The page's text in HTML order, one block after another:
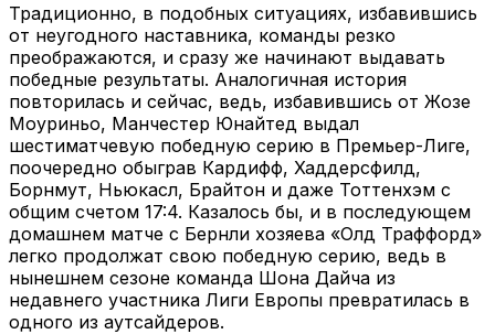
Традиционно, в подобных ситуациях, избавившись
от неугодного наставника, команды резко
преображаются, и сразу же начинают выдавать
победные результаты. Аналогичная история
повторилась и сейчас, ведь, избавившись от Жозе
Моуриньо, Манчестер Юнайтед выдал
шестиматчевую победную серию в Премьер-Лиге,
поочередно обыграв Кардифф, Хаддерсфилд,
Борнмут, Ньюкасл, Брайтон и даже Тоттенхэм с
общим счетом 17:4. Казалось бы, и в последующем
домашнем матче с Бернли хозяева «Олд Траффорд»
легко продолжат свою победную серию, ведь в
нынешнем сезоне команда Шона Дайча из
недавнего участника Лиги Европы превратилась в
одного из аутсайдеров.